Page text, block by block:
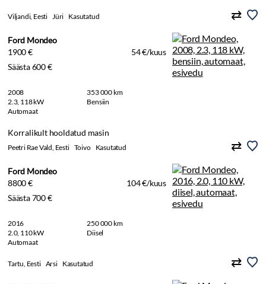
Viljandi, Eesti Jüri Kasutatud
Ford Mondeo
1900 €
54 €/kuus
Säästa 600 €
2008
353 000 km
2.3, 118 kW
Bensiin
Automaat
Korralikult hooldatud masin
Peetri Rae Vald, Eesti Toivo Kasutatud
Ford Mondeo
8800 €
104 €/kuus
Säästa 700 €
2016
250 000 km
2.0, 110 kW
Diisel
Automaat
Tartu, Eesti Arsi Kasutatud